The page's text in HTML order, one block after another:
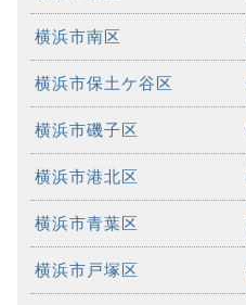
横浜市南区
横浜市保土ケ谷区
横浜市磯子区
横浜市港北区
横浜市青葉区
横浜市戸塚区